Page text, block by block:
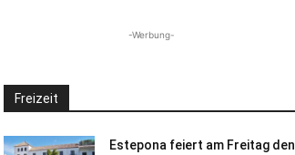
-Werbung-
Freizeit
Estepona feiert am Freitag den